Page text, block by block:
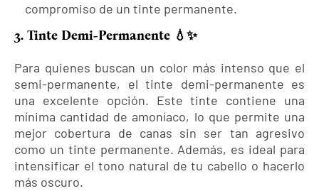
compromiso de un tinte permanente.
3. Tinte Demi-Permanente 💧✨
Para quienes buscan un color más intenso que el
semi-permanente, el tinte demi-permanente es
una excelente opción. Este tinte contiene una
mínima cantidad de amoníaco, lo que permite una
mejor cobertura de canas sin ser tan agresivo
como un tinte permanente. Además, es ideal para
intensificar el tono natural de tu cabello o hacerlo
más oscuro.